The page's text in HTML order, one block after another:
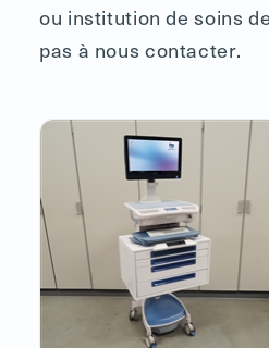
ou institution de soins
pas à nous contacter.